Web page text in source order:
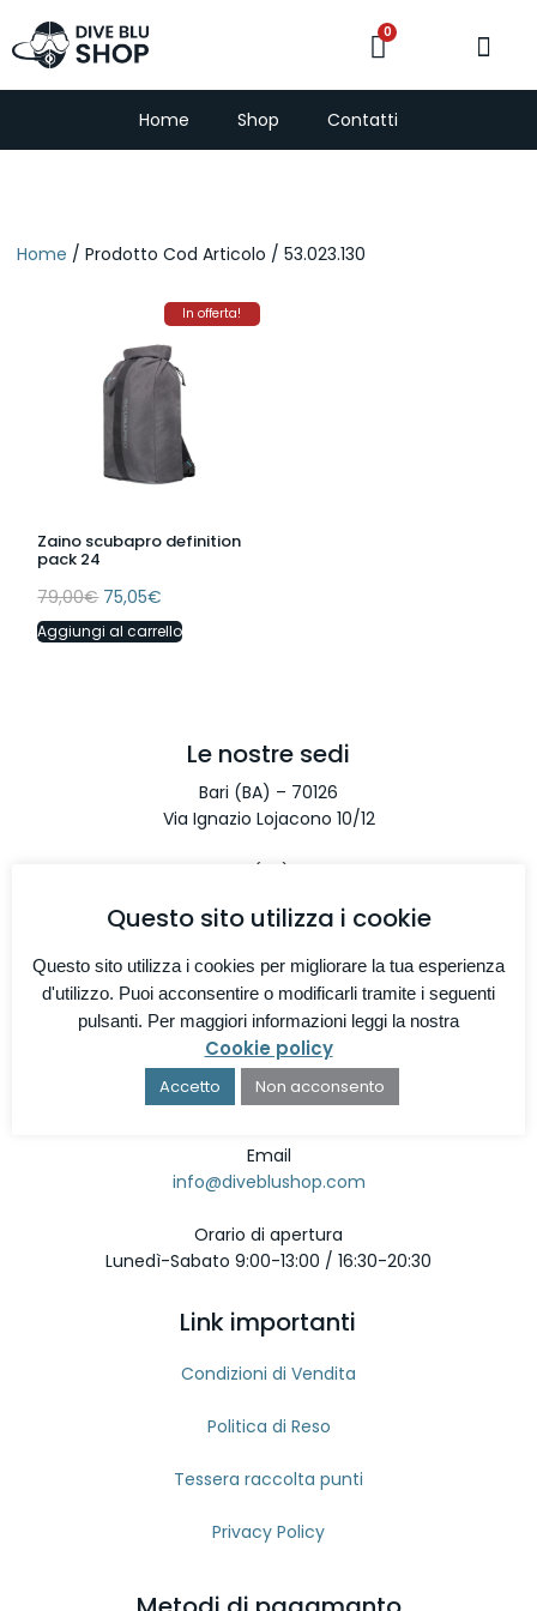
0
Home Shop Contatti
Home / Prodotto Cod Articolo / 53.023.130
In offerta!
Zaino scubapro definition
pack 24
79,00€ 75,05€
Aggiungi al carrello
Le nostre sedi
Bari (BA) – 70126
Via Ignazio Lojacono 10/12
Monopoli (BA) – 70043
Via S. Bonaventura 1/H
Contatti
Telefono
080 9642897
Email
info@diveblushop.com
Orario di apertura
Lunedì-Sabato 9:00-13:00 / 16:30-20:30
Link importanti
Condizioni di Vendita
Politica di Reso
Tessera raccolta punti
Privacy Policy
Questo sito utilizza i cookie
Questo sito utilizza i cookies per migliorare la tua esperienza
d'utilizzo. Puoi acconsentire o modificarli tramite i seguenti
pulsanti. Per maggiori informazioni leggi la nostra
Cookie policy
Accetto Non acconsento